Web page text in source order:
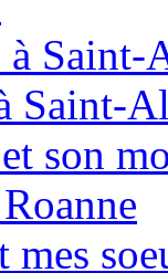
à Saint-
Saint-
son
mes